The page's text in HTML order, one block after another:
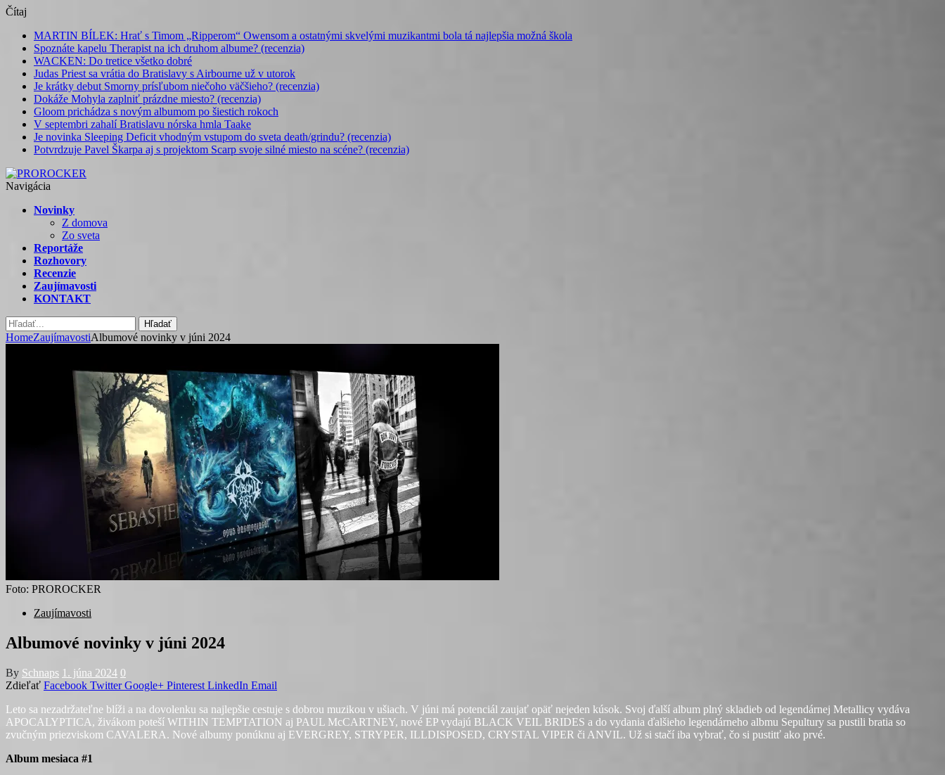
Čítaj
MARTIN BÍLEK: Hrať s Timom „Ripperom“ Owensom a ostatnými skvelými muzikantmi bola tá najlepšia možná škola
Spoznáte kapelu Therapist na ich druhom albume? (recenzia)
WACKEN: Do tretice všetko dobré
Judas Priest sa vrátia do Bratislavy s Airbourne už v utorok
Je krátky debut Smorny prísľubom niečoho väčšieho? (recenzia)
Dokáže Mohyla zaplniť prázdne miesto? (recenzia)
Gloom prichádza s novým albumom po šiestich rokoch
V septembri zahalí Bratislavu nórska hmla Taake
Je novinka Sleeping Deficit vhodným vstupom do sveta death/grindu? (recenzia)
Potvrdzuje Pavel Škarpa aj s projektom Scarp svoje silné miesto na scéne? (recenzia)
Navigácia
Novinky
Z domova
Zo sveta
Reportáže
Rozhovory
Recenzie
Zaujímavosti
KONTAKT
Hľadať
HomeZaujímavostiAlbumové novinky v júni 2024
Foto: PROROCKER
Zaujímavosti
Albumové novinky v júni 2024
By Schnaps 1. júna 2024 0
Zdieľať Facebook Twitter Google+ Pinterest LinkedIn Email
Leto sa nezadržateľne blíži a na dovolenku sa najlepšie cestuje s dobrou muzikou v ušiach. V júni má potenciál zaujať opäť nejeden kúsok. Svoj ďalší album plný skladieb od legendárnej Metallicy vydáva
APOCALYPTICA, živákom poteší WITHIN TEMPTATION aj PAUL McCARTNEY, nové EP vydajú BLACK VEIL BRIDES a do vydania ďalšieho legendárneho albmu Sepultury sa pustili bratia so
zvučným priezviskom CAVALERA. Nové albumy ponúknu aj EVERGREY, STRYPER, ILLDISPOSED, CRYSTAL VIPER či ANVIL. Už si stačí iba vybrať, čo si pustitť ako prvé.
Album mesiaca #1